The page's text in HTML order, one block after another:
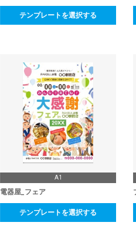
テンプレートを選択する
A1
電器屋_フェア
テンプレートを選択する